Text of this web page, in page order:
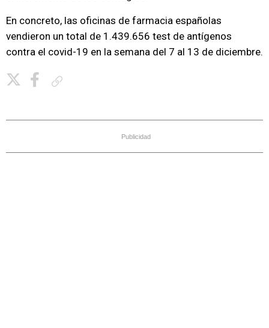
En concreto, las oficinas de farmacia españolas
vendieron un total de 1.439.656 test de antígenos
contra el covid-19 en la semana del 7 al 13 de diciembre.
Publicidad